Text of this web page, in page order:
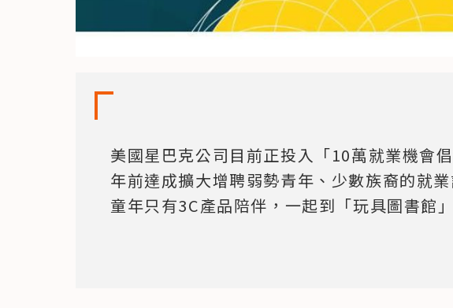
美國星巴克公司目前正投入「10萬就業機會
年前達成擴大增聘弱勢青年、少數族裔的就
童年只有3C產品陪伴，一起到「玩具圖書館